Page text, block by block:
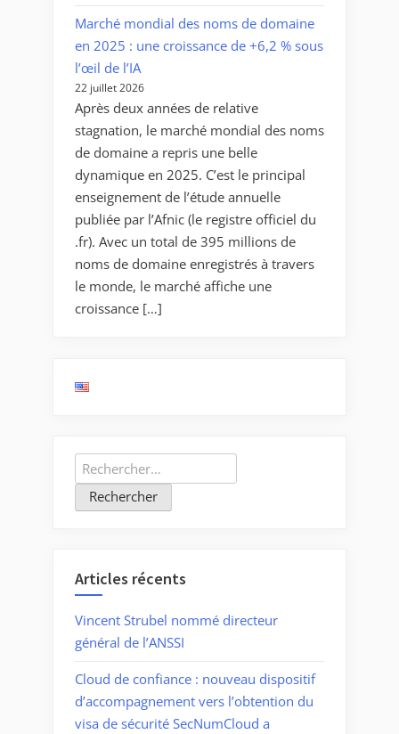
Marché mondial des noms de domaine
en 2025 : une croissance de +6,2 % sous
l’œil de l’IA
22 juillet 2026
Après deux années de relative
stagnation, le marché mondial des noms
de domaine a repris une belle
dynamique en 2025. C’est le principal
enseignement de l’étude annuelle
publiée par l’Afnic (le registre officiel du
.fr). Avec un total de 395 millions de
noms de domaine enregistrés à travers
le monde, le marché affiche une
croissance […]
Rechercher :
Articles récents
Vincent Strubel nommé directeur
général de l’ANSSI
Cloud de confiance : nouveau dispositif
d’accompagnement vers l’obtention du
visa de sécurité SecNumCloud a